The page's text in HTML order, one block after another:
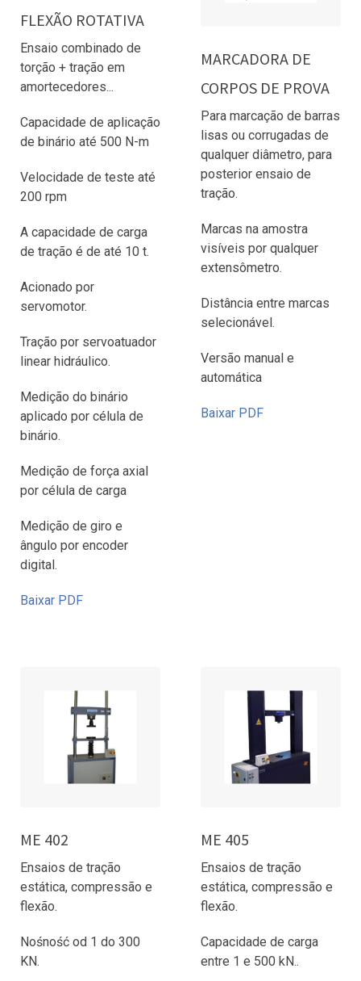
FLEXÃO ROTATIVA
Ensaio combinado de
torção + tração em
amortecedores...
Capacidade de aplicação
de binário até 500 N-m
Velocidade de teste até
200 rpm
A capacidade de carga
de tração é de até 10 t.
Acionado por
servomotor.
Tração por servoatuador
linear hidráulico.
Medição do binário
aplicado por célula de
binário.
Medição de força axial
por célula de carga
Medição de giro e
ângulo por encoder
digital.
Baixar PDF
MARCADORA DE
CORPOS DE PROVA
Para marcação de barras
lisas ou corrugadas de
qualquer diâmetro, para
posterior ensaio de
tração.
Marcas na amostra
visíveis por qualquer
extensômetro.
Distância entre marcas
selecionável.
Versão manual e
automática
Baixar PDF
ME 402
Ensaios de tração
estática, compressão e
flexão.
Nośność od 1 do 300
KN.
ME 405
Ensaios de tração
estática, compressão e
flexão.
Capacidade de carga
entre 1 e 500 kN..